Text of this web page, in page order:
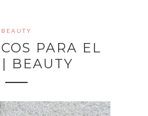
BEAUTY
PARA EL
BEAUTY